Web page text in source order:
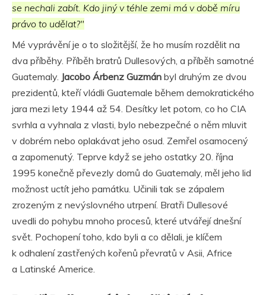
se nechali zabít. Kdo jiný v téhle zemi má v době míru
právo to udělat?"
Mé vyprávění je o to složitější, že ho musím rozdělit na
dva příběhy. Příběh bratrů Dullesových, a příběh samotné
Guatemaly. Jacobo Árbenz Guzmán byl druhým ze dvou
prezidentů, kteří vládli Guatemale během demokratického
jara mezi lety 1944 až 54. Desítky let potom, co ho CIA
svrhla a vyhnala z vlasti, bylo nebezpečné o něm mluvit
v dobrém nebo oplakávat jeho osud. Zemřel osamocený
a zapomenutý. Teprve když se jeho ostatky 20. října
1995 konečně převezly domů do Guatemaly, měl jeho lid
možnost uctít jeho památku. Učinili tak se zápalem
zrozeným z nevýslovného utrpení. Bratři Dullesové
uvedli do pohybu mnoho procesů, které utvářejí dnešní
svět. Pochopení toho, kdo byli a co dělali, je klíčem
k odhalení zastřených kořenů převratů v Asii, Africe
a Latinské Americe.